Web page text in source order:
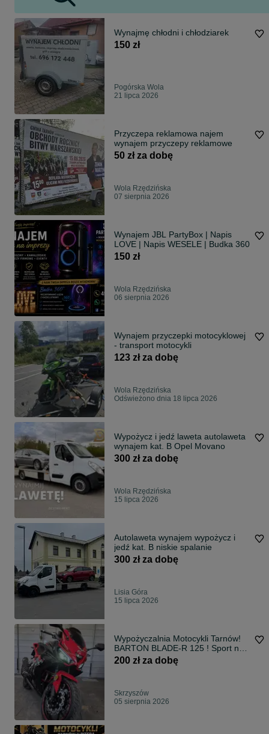
Wynajmę chłodni i chłodziarek
150 zł
Pogórska Wola
21 lipca 2026
Przyczepa reklamowa najem
wynajem przyczepy reklamowe
50 zł za dobę
Wola Rzędzińska
07 sierpnia 2026
Wynajem JBL PartyBox | Napis
LOVE | Napis WESELE | Budka 360
150 zł
Wola Rzędzińska
06 sierpnia 2026
Wynajem przyczepki motocyklowej
- transport motocykli
123 zł za dobę
Wola Rzędzińska
Odświeżono dnia 18 lipca 2026
Wypożycz i jedź laweta autolaweta
wynajem kat. B Opel Movano
300 zł za dobę
Wola Rzędzińska
15 lipca 2026
Autolaweta wynajem wypożycz i
jedź kat. B niskie spalanie
300 zł za dobę
Lisia Góra
15 lipca 2026
Wypożyczalnia Motocykli Tarnów!
BARTON BLADE-R 125 ! Sport na
wynajem motocykl
200 zł za dobę
Skrzyszów
05 sierpnia 2026